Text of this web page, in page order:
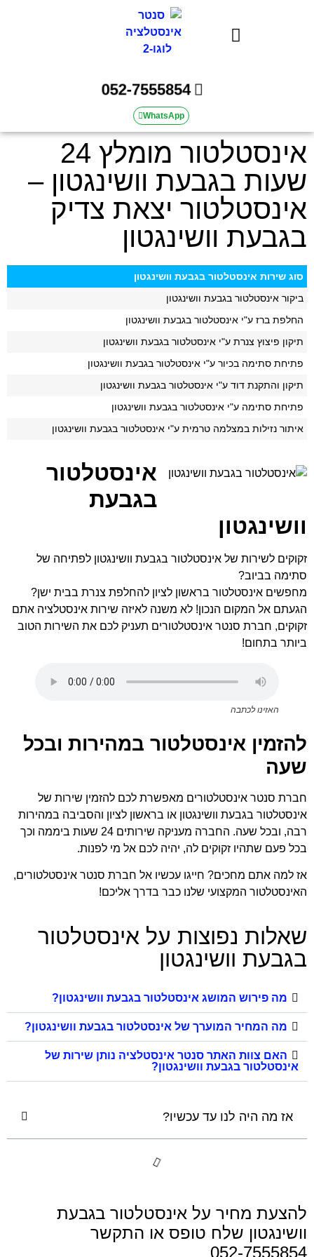
052-7555854
WhatsApp
אינסטלטור מומלץ 24
שעות בגבעת וושינגטון –
אינסטלטור יצאת צדיק
בגבעת וושינגטון
סוג שירות אינסטלטור בגבעת וושינגטון
ביקור אינסטלטור בגבעת וושינגטון
החלפת ברז ע"י אינסטלטור בגבעת וושינגטון
תיקון פיצוץ צנרת ע"י אינסטלטור בגבעת וושינגטון
פתיחת סתימה בכיור ע"י אינסטלטור בגבעת וושינגטון
תיקון והתקנת דוד ע"י אינסטלטור בגבעת וושינגטון
פתיחת סתימה ע"י אינסטלטור בגבעת וושינגטון
איתור נזילות במצלמה טרמית ע"י אינסטלטור בגבעת וושינגטון
אינסטלטור
בגבעת
וושינגטון
זקוקים לשירות של אינסטלטור בגבעת וושינגטון לפתיחה של
סתימה בביוב?
מחפשים אינסטלטור בראשון לציון להחלפת צנרת בבית ישן?
הגעתם אל המקום הנכון! לא משנה לאיזה שירות אינסטלציה אתם
זקוקים, חברת סנטר אינסטלטורים תעניק לכם את השירות הטוב
ביותר בתחום!
האזינו לכתבה
להזמין אינסטלטור במהירות ובכל
שעה
חברת סנטר אינסטלטורים מאפשרת לכם להזמין שירות של
אינסטלטור בגבעת וושינגטון או בראשון לציון והסביבה במהירות
רבה, ובכל שעה. החברה מעניקה שירותים 24 שעות ביממה וכך
בכל פעם שתהיו זקוקים לה, יהיה לכם אל מי לפנות.
אז למה אתם מחכים? חייגו עכשיו אל חברת סנטר אינסטלטורים,
האינסטלטור המקצועי שלנו כבר בדרך אליכם!
שאלות נפוצות על אינסטלטור
בגבעת וושינגטון
מה פירוש המושג אינסטלטור בגבעת וושינגטון?
מה המחיר המוערך של אינסטלטור בגבעת וושינגטון?
האם צוות האתר סנטר אינסטלציה נותן שירות של
אינסטלטור בגבעת וושינגטון?
אז מה היה לנו עד עכשיו?
להצעת מחיר על אינסטלטור בגבעת
וושינגטון שלח טופס או התקשר
052-7555854